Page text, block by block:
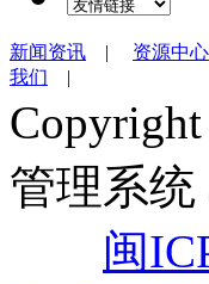
新闻资讯 | 资源中心
我们 |
管理系统
闽